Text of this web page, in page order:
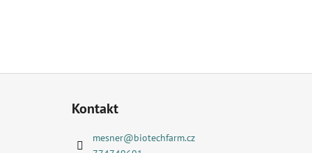
Kontakt
mesner@biotechfarm.cz